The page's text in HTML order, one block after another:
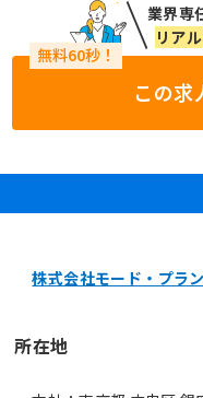
業界専
リア
この求
株式会社モード・プラ
所在地